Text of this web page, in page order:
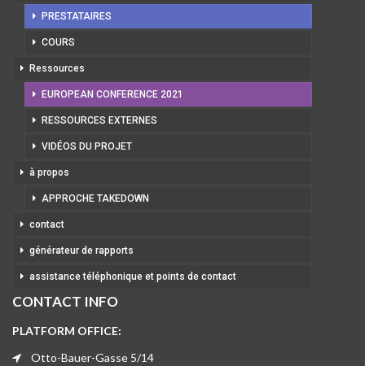
PRESTATAIRES
COURS
Ressources
EUROPEAN CONFERENCE 2021
RESSOURCES EXTERNES
VIDÉOS DU PROJET
à propos
APPROCHE TAKEDOWN
contact
générateur de rapports
assistance téléphonique et points de contact
CONTACT INFO
PLATFORM OFFICE:
Otto-Bauer-Gasse 5/14